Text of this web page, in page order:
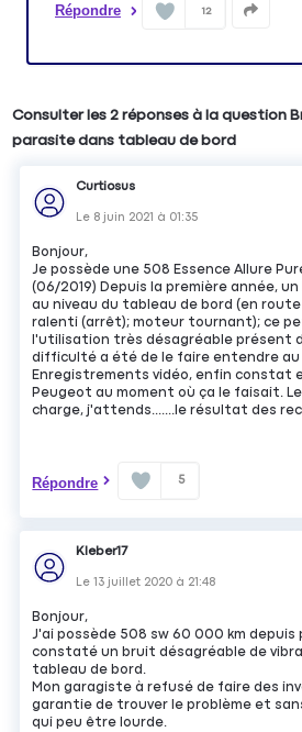
Répondre 12
Consulter les 2 réponses à la question
parasite dans tableau de bord
Curtiosus
Le 8 juin 2021 à 01:35
Bonjour,
Je possède une 508 Essence Allure
(06/2019) Depuis la première année,
au niveau du tableau de bord (en
ralenti (arrêt); moteur tournant); ce
l'utilisation très désagréable présent
difficulté a été de le faire entendre au
Enregistrements vidéo, enfin constat
Peugeot au moment où ça le faisait.
charge, j'attends.......le résultat des
Répondre 5
Kleber17
Le13 juillet 2020 à 21:48
Bonjour,
J'ai possède 508 sw 60 000 km depuis
constaté un bruit désagréable de
tableau de bord.
Mon garagiste à refusé de faire des
garantie de trouver le problème et
qui peu être lourde.